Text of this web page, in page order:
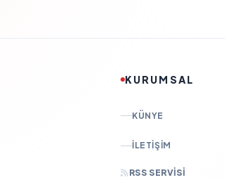
KURUMSAL
KÜNYE
İLETIŞIM
RSS SERVISI